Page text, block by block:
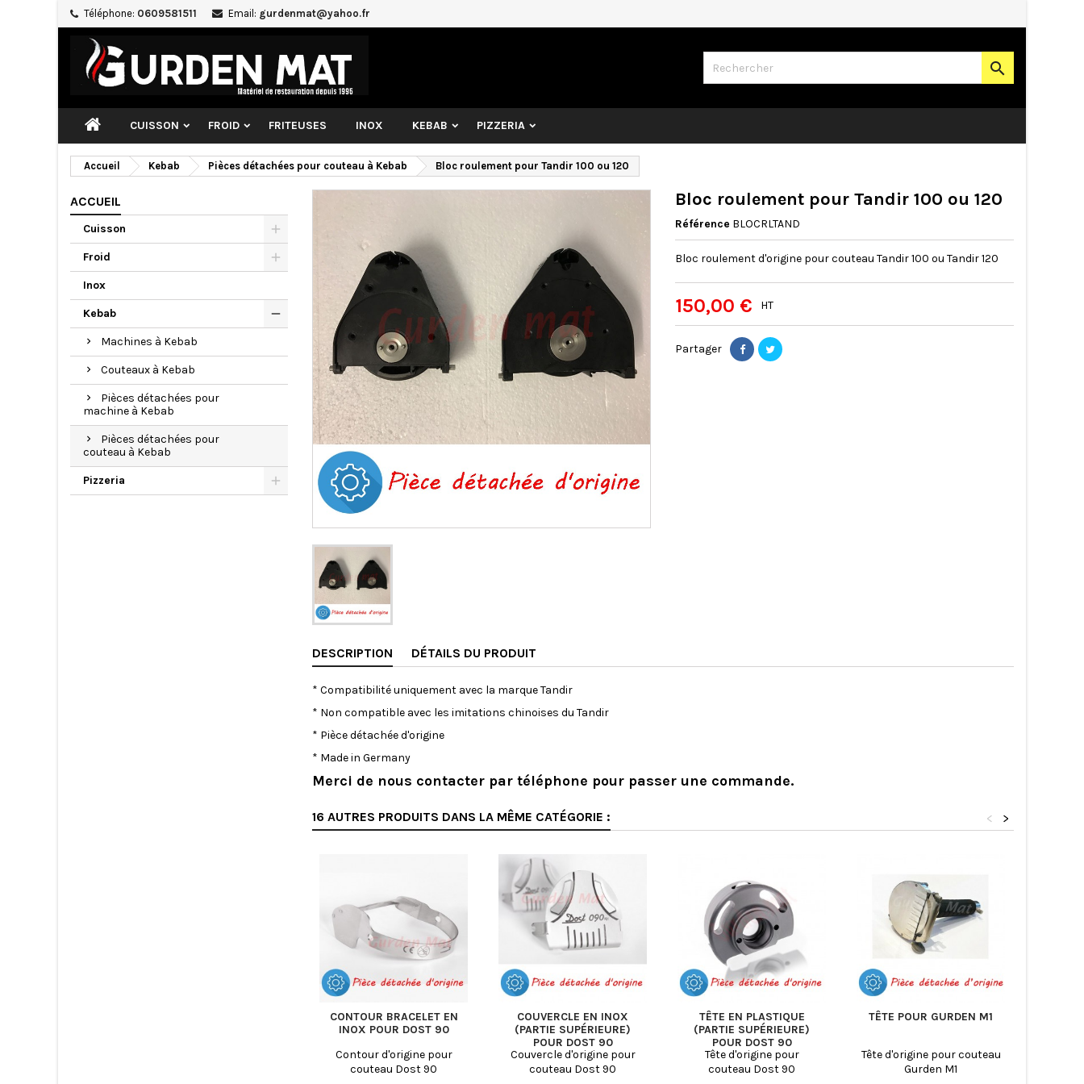
Téléphone: 0609581511 Email: gurdenmat@yahoo.fr

CUISSON FROID FRITEUSES INOX KEBAB PIZZERIA
Accueil Kebab Pièces détachées pour couteau à Kebab Bloc roulement pour Tandir 100 ou 120
ACCUEIL
Cuisson
Froid
Inox
Kebab
Machines à Kebab
Couteaux à Kebab
Pièces détachées pour
machine à Kebab
Pièces détachées pour
couteau à Kebab
Pizzeria
Bloc roulement pour Tandir 100 ou 120
Référence BLOCRLTAND
Bloc roulement d'origine pour couteau Tandir 100 ou Tandir 120
150,00 € HT
Partager
DESCRIPTION DÉTAILS DU PRODUIT
* Compatibilité uniquement avec la marque Tandir
* Non compatible avec les imitations chinoises du Tandir
* Pièce détachée d'origine
* Made in Germany
Merci de nous contacter par téléphone pour passer une commande.
16 AUTRES PRODUITS DANS LA MÊME CATÉGORIE : >
<
CONTOUR BRACELET EN
INOX POUR DOST 90
Contour d'origine pour
couteau Dost 90
COUVERCLE EN INOX
(PARTIE SUPÉRIEURE)
POUR DOST 90
Couvercle d'origine pour
couteau Dost 90
TÊTE EN PLASTIQUE
(PARTIE SUPÉRIEURE)
POUR DOST 90
Tête d'origine pour
couteau Dost 90
TÊTE POUR GURDEN M1
Tête d'origine pour couteau
Gurden M1